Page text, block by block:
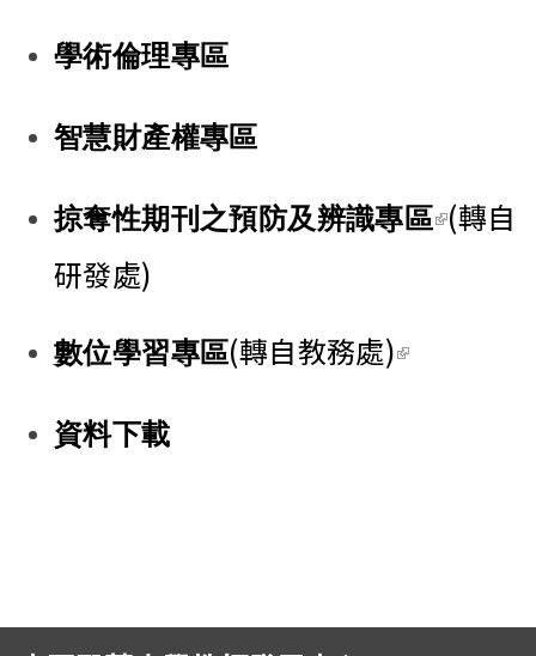
AI專區
學術倫理專區
智慧財產權專區
掠奪性期刊之預防及辨識專區(link is
(轉自
研發處)
數位學習專區(轉自教務處)(link is
資料下載